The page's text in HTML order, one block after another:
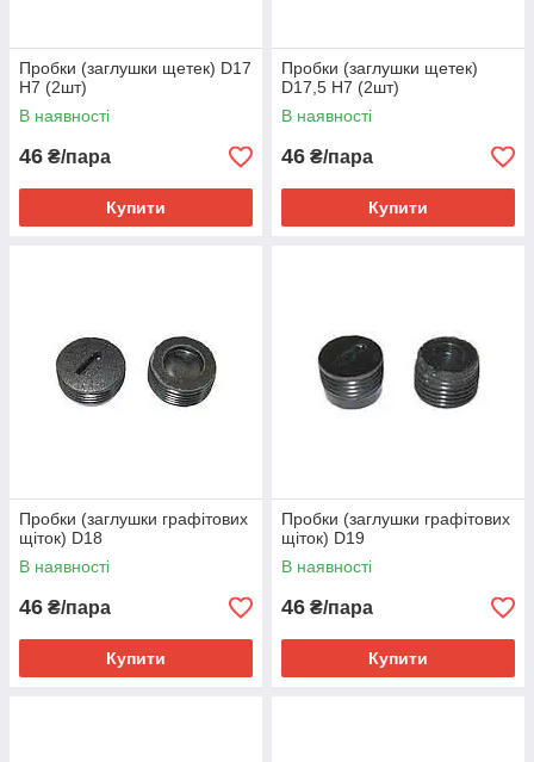
Пробки (заглушки щетек) D17
Н7 (2шт)
В наявності
46 ₴/пара
Купити
Пробки (заглушки щетек)
D17,5 Н7 (2шт)
В наявності
46 ₴/пара
Купити
Пробки (заглушки графітових
щіток) D18
В наявності
46 ₴/пара
Купити
Пробки (заглушки графітових
щіток) D19
В наявності
46 ₴/пара
Купити